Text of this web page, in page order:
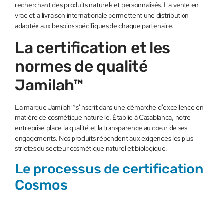
recherchant des produits naturels et personnalisés. La vente en
vrac et la livraison internationale permettent une distribution
adaptée aux besoins spécifiques de chaque partenaire.
La certification et les
normes de qualité
Jamilah™
La marque Jamilah™ s'inscrit dans une démarche d'excellence en
matière de cosmétique naturelle. Établie à Casablanca, notre
entreprise place la qualité et la transparence au cœur de ses
engagements. Nos produits répondent aux exigences les plus
strictes du secteur cosmétique naturel et biologique.
Le processus de certification
Cosmos